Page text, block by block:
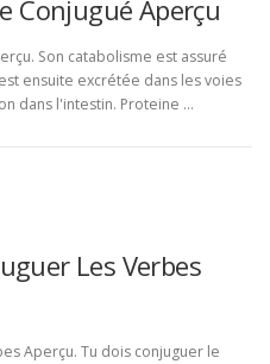
Conjugué Aperçu
Son catabolisme est assuré
ensuite excrétée dans les voies
dans l'intestin. Proteine …
Les Verbes
Aperçu. Tu dois conjuguer le